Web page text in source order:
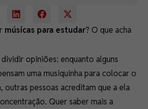
músicas para estudar? O que acha
opiniões: enquanto alguns
uma musiquinha para colocar o
outras pessoas acreditam que a ela
Quer saber mais a